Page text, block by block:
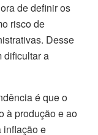
de definir os
risco de
Desse
dificultar a
é que o
à produção e ao
inflação e